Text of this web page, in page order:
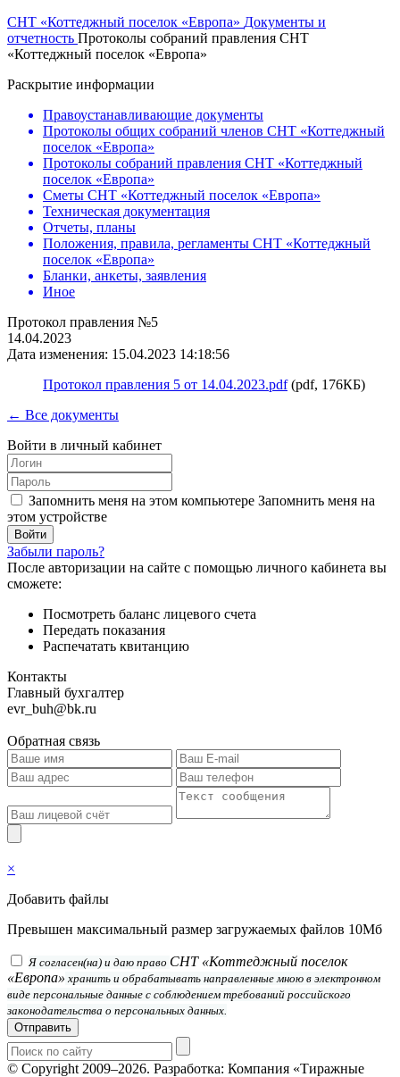
СНТ «Коттеджный поселок «Европа» Документы и
отчетность Протоколы собраний правления СНТ
«Коттеджный поселок «Европа»
Раскрытие информации
Правоустанавливающие документы
Протоколы общих собраний членов СНТ «Коттеджный
поселок «Европа»
Протоколы собраний правления СНТ «Коттеджный
поселок «Европа»
Сметы СНТ «Коттеджный поселок «Европа»
Техническая документация
Отчеты, планы
Положения, правила, регламенты СНТ «Коттеджный
поселок «Европа»
Бланки, анкеты, заявления
Иное
Протокол правления №5
14.04.2023
Дата изменения: 15.04.2023 14:18:56
Протокол правления 5 от 14.04.2023.pdf(pdf, 176КБ)
← Все документы
Войти в личный кабинет
Запомнить меня на этом компьютере Запомнить меня на
этом устройстве
Забыли пароль?
После авторизации на сайте с помощью личного кабинета вы
сможете:
Посмотреть баланс лицевого счета
Передать показания
Распечатать квитанцию
Контакты
Главный бухгалтер
evr_buh@bk.ru
Обратная связь
×
Добавить файлы
Превышен максимальный размер загружаемых файлов 10Мб
Я согласен(на) и даю право СНТ «Коттеджный поселок
«Европа» хранить и обрабатывать направленные мною в электронном
виде персональные данные с соблюдением требований российского
законодательства о персональных данных.
Отправить
© Copyright 2009–2026. Разработка: Компания «Тиражные